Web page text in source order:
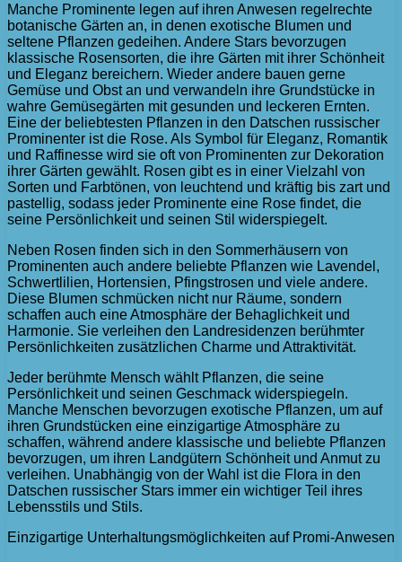
Manche Prominente legen auf ihren Anwesen regelrechte
botanische Gärten an, in denen exotische Blumen und
seltene Pflanzen gedeihen. Andere Stars bevorzugen
klassische Rosensorten, die ihre Gärten mit ihrer Schönheit
und Eleganz bereichern. Wieder andere bauen gerne
Gemüse und Obst an und verwandeln ihre Grundstücke in
wahre Gemüsegärten mit gesunden und leckeren Ernten.
Eine der beliebtesten Pflanzen in den Datschen russischer
Prominenter ist die Rose. Als Symbol für Eleganz, Romantik
und Raffinesse wird sie oft von Prominenten zur Dekoration
ihrer Gärten gewählt. Rosen gibt es in einer Vielzahl von
Sorten und Farbtönen, von leuchtend und kräftig bis zart und
pastellig, sodass jeder Prominente eine Rose findet, die
seine Persönlichkeit und seinen Stil widerspiegelt.
Neben Rosen finden sich in den Sommerhäusern von
Prominenten auch andere beliebte Pflanzen wie Lavendel,
Schwertlilien, Hortensien, Pfingstrosen und viele andere.
Diese Blumen schmücken nicht nur Räume, sondern
schaffen auch eine Atmosphäre der Behaglichkeit und
Harmonie. Sie verleihen den Landresidenzen berühmter
Persönlichkeiten zusätzlichen Charme und Attraktivität.
Jeder berühmte Mensch wählt Pflanzen, die seine
Persönlichkeit und seinen Geschmack widerspiegeln.
Manche Menschen bevorzugen exotische Pflanzen, um auf
ihren Grundstücken eine einzigartige Atmosphäre zu
schaffen, während andere klassische und beliebte Pflanzen
bevorzugen, um ihren Landgütern Schönheit und Anmut zu
verleihen. Unabhängig von der Wahl ist die Flora in den
Datschen russischer Stars immer ein wichtiger Teil ihres
Lebensstils und Stils.
Einzigartige Unterhaltungsmöglichkeiten auf Promi-Anwesen